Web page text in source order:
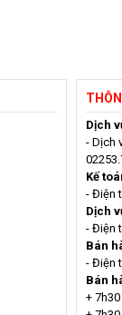
Dịch
- Dịch
Kế
- Điện
Dịch
- Điện
Bán
- Điện
Bán
+